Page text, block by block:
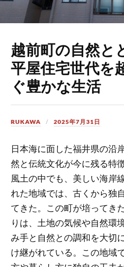
越前町の自然と
平屋住宅世代を
ぐ豊かな生活
RUKAWA 2025年7月31日
日本海に面した福井県の沿
然と伝統文化が今に残る特
風土の中でも、美しい海岸
れた地域では、古くから独
てきた。この町が培ってき
りは、土地の気候や自然環
み手と自然との調和を大切
け継がれている。この地域